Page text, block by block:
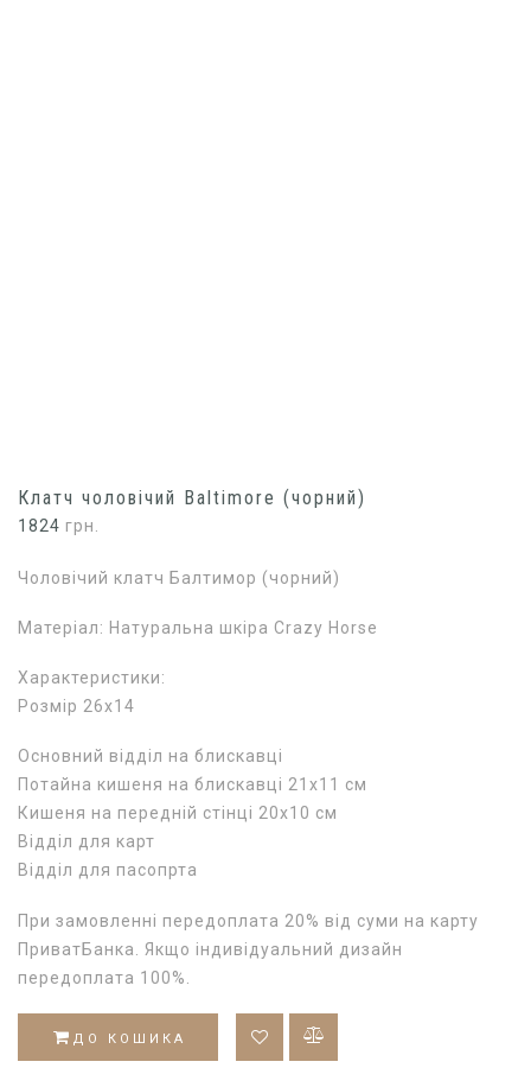
Клатч чоловічий Baltimore (чорний)
1824 грн.
Чоловічий клатч Балтимор (чорний)
Матеріал: Натуральна шкіра Crazy Horse
Характеристики:
Розмір 26х14
Основний відділ на блискавці
Потайна кишеня на блискавці 21х11 см
Кишеня на передній стінці 20х10 см
Відділ для карт
Відділ для пасопрта
При замовленні передоплата 20% від суми на карту
ПриватБанка. Якщо індивідуальний дизайн
передоплата 100%.
ДО КОШИКА